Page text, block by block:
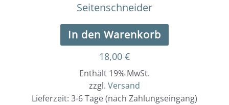
Seitenschneider
In den Warenkorb
18,00 €
Enthält 19% MwSt.
zzgl. Versand
Lieferzeit: 3-6 Tage (nach Zahlungseingang)